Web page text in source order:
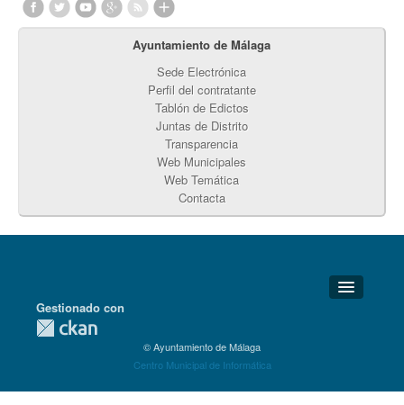
Ayuntamiento de Málaga
Sede Electrónica
Perfil del contratante
Tablón de Edictos
Juntas de Distrito
Transparencia
Web Municipales
Web Temática
Contacta
Detalles Técnicos
Gestionado con
© Ayuntamiento de Málaga
Centro Municipal de Informática